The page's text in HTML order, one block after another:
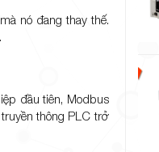
nó đang thay thế.
đầu tiên, Modbus
thông PLC trở